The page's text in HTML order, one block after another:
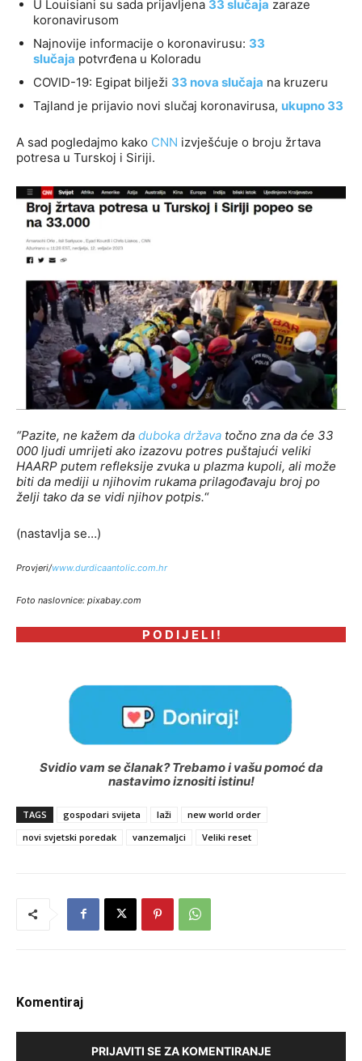
U Louisiani su sada prijavljena 33 slučaja zaraze
koronavirusom
Najnovije informacije o koronavirusu: 33
slučaja potvrđena u Koloradu
COVID-19: Egipat bilježi 33 nova slučaja na kruzeru
Tajland je prijavio novi slučaj koronavirusa, ukupno 33
A sad pogledajmo kako CNN izvješćuje o broju žrtava
potresa u Turskoj i Siriji.
“Pazite, ne kažem da duboka država točno zna da će 33
000 ljudi umrijeti ako izazovu potres puštajući veliki
HAARP putem refleksije zvuka u plazma kupoli, ali može
biti da mediji u njihovim rukama prilagođavaju broj po
želji tako da se vidi njihov potpis.“
(nastavlja se…)
Provjeri/www.durdicaantolic.com.hr
Foto naslovnice: pixabay.com
P O D I J E L I !
Svidio vam se članak? Trebamo i vašu pomoć da
nastavimo iznositi istinu!
TAGS gospodari svijeta laži
new world order
novi svjetski poredak
vanzemaljci Veliki reset
Komentiraj
PRIJAVITI SE ZA KOMENTIRANJE